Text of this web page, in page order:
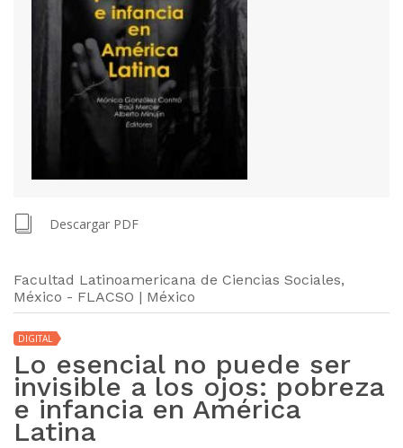
Descargar PDF
Facultad Latinoamericana de Ciencias Sociales,
México - FLACSO | México
DIGITAL
Lo esencial no puede ser
invisible a los ojos: pobreza
e infancia en América
Latina